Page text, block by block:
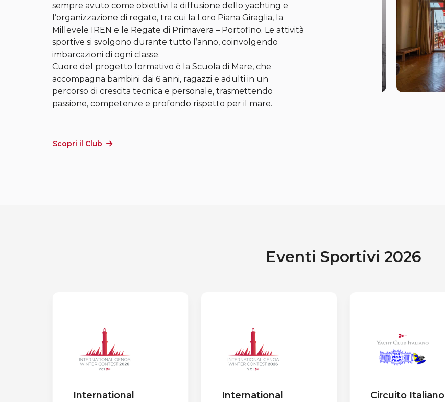
sempre avuto come obiettivi la diffusione dello yachting e
l’organizzazione di regate, tra cui la Loro Piana Giraglia, la
Millevele IREN e le Regate di Primavera – Portofino. Le attività
sportive si svolgono durante tutto l’anno, coinvolgendo
imbarcazioni di ogni classe.
Cuore del progetto formativo è la Scuola di Mare, che
accompagna bambini dai 6 anni, ragazzi e adulti in un
percorso di crescita tecnica e personale, trasmettendo
passione, competenze e profondo rispetto per il mare.
Scopri il Club
Eventi Sportivi 2026
International
International
Circuito Italiano